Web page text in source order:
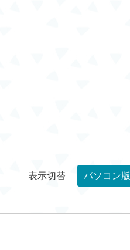
表示切替 パソコン版